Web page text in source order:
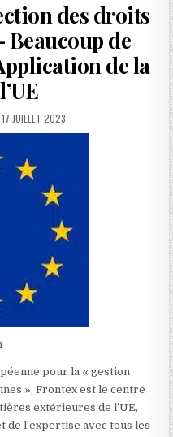
des droits
de
de la
PUBLISHED
DATE:
17 JUILLET 2023
pour la « gestion
», Frontex est le centre
extérieures de l’UE,
de l’expertise avec tous les